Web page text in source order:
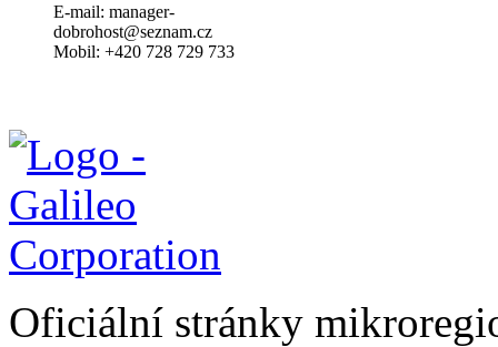
E-mail: manager-
dobrohost@seznam.cz
Mobil: +420 728 729 733
Oficiální stránky